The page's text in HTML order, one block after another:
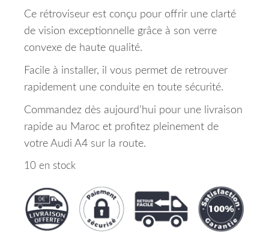
Ce rétroviseur est conçu pour offrir une clarté
de vision exceptionnelle grâce à son verre
convexe de haute qualité.
Facile à installer, il vous permet de retrouver
rapidement une conduite en toute sécurité.
Commandez dès aujourd’hui pour une livraison
rapide au Maroc et profitez pleinement de
votre Audi A4 sur la route.
10 en stock